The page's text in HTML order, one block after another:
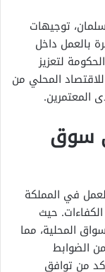
توجيهات
بالعمل داخل
لتعزيز
المحلي من
المعتمرين.
سوق
في المملكة
حيث
المحلية، مما
المملكة 2030. تتضمن الضوابط
من توافق